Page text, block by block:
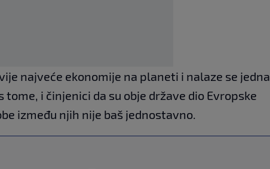
najveće ekonomije na planeti i nalaze se jedna
tome, i činjenici da su obje države dio Evropske
između njih nije baš jednostavno.